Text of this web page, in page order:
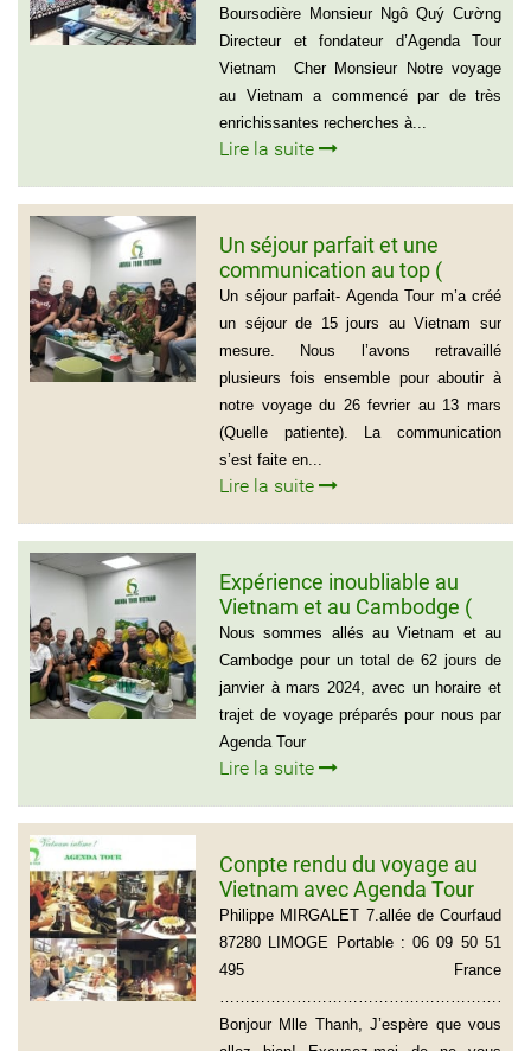
Boursodière Monsieur Ngô Quý Cường
Directeur et fondateur d’Agenda Tour
Vietnam Cher Monsieur Notre voyage
au Vietnam a commencé par de très
enrichissantes recherches à...
Lire la suite
Un séjour parfait et une
communication au top (
Groupe de la famille de Mr
PASCAL CESCON)
Un séjour parfait- Agenda Tour m’a créé
un séjour de 15 jours au Vietnam sur
mesure. Nous l’avons retravaillé
plusieurs fois ensemble pour aboutir à
notre voyage du 26 fevrier au 13 mars
(Quelle patiente). La communication
s’est faite en...
Lire la suite
Expérience inoubliable au
Vietnam et au Cambodge (
Groupe de monsieur Jean
Pierre Lapointe)
Nous sommes allés au Vietnam et au
Cambodge pour un total de 62 jours de
janvier à mars 2024, avec un horaire et
trajet de voyage préparés pour nous par
Agenda Tour
Lire la suite
Conpte rendu du voyage au
Vietnam avec Agenda Tour
du groupe de Mr Philippe
MIRGALET (15 personnes)
Philippe MIRGALET 7.allée de Courfaud
87280 LIMOGE Portable : 06 09 50 51
495 France
Bonjour Mlle Thanh, J’espère que vous